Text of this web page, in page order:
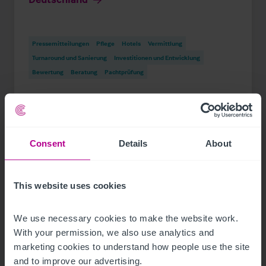
Consent Details About
This website uses cookies
We use necessary cookies to make the website work.
With your permission, we also use analytics and
marketing cookies to understand how people use the site
and to improve our advertising.
Pressemitteilungen Pflege Hotels
Vermittlung
Turnaround und Sanierung
Investitionen und Entwicklung
Bewertung
Beratung Pachtprüfung